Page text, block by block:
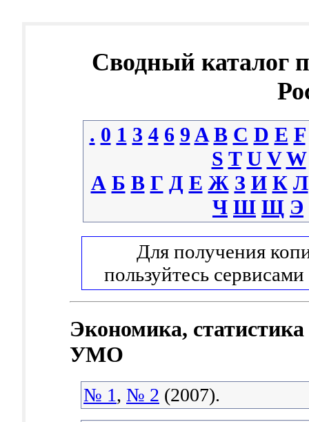
Сводный каталог
. 0 1 3 4 6 9 A B C D E F
S T U V W
А Б В Г Д Е Ж З И К Л
Ч Ш Щ Э
Для получения
пользуйтесь сервисами
Экономика,
УМО
№ 1, № 2 (2007).